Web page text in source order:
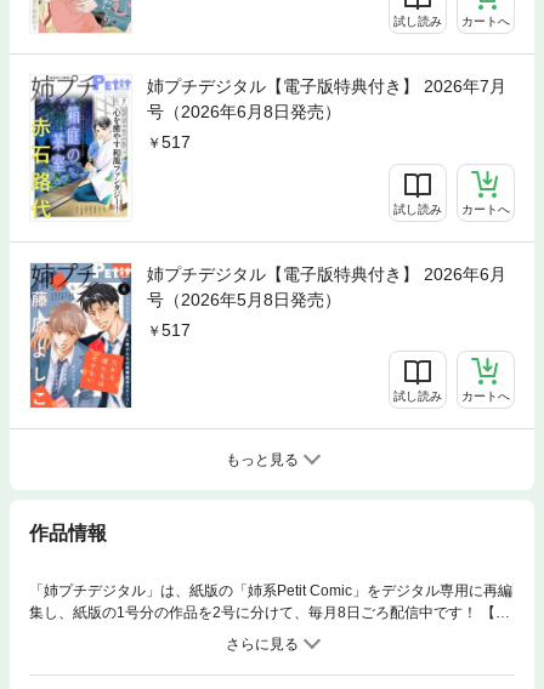
試し読み カートへ
姉プチデジタル【電子版特典付き】 2026年7月
号（2026年6月8日発売）
517
試し読み カートへ
姉プチデジタル【電子版特典付き】 2026年6月
号（2026年5月8日発売）
517
試し読み カートへ
もっと見る
作品情報
「姉プチデジタル」は、紙版の「姉系Petit Comic」をデジタル専用に再編
集し、紙版の1号分の作品を2号に分けて、毎月8日ごろ配信中です！ 【紙
版雑誌にはないデジタル特典がたっぷり！】 ①デジタル限定連載盛りだく
さん！②デジタル限定姉プチ名作試し読み付き 収録作品 ・『箱庭の茶
室』赤石路代 ・『VS残念ガール』畑亜希美 ・『花束に愛をこめて 特別